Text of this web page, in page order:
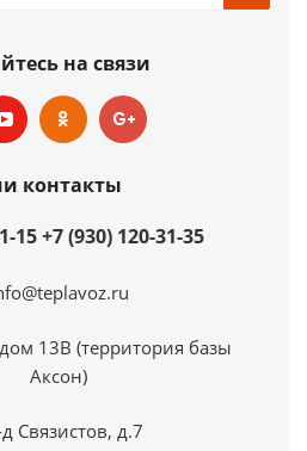
на связи
контакты
15+7 (930) 120-31-35
13В (территория базы
Аксон)
Связистов, д.7